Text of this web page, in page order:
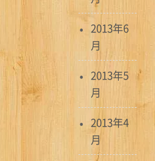
2013年6
月
2013年5
月
2013年4
月